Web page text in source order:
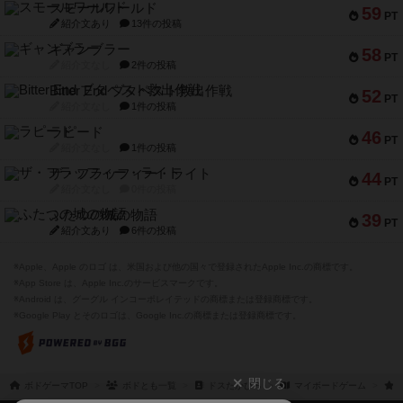
59 PT
スモールワールド
紹介文あり 13件の投稿
58 PT
ギャンブラー
2件の投稿
52 PT
Bitter End ブタペスト救出作戦
1件の投稿
46 PT
ラピード
1件の投稿
44 PT
ザ・フラッフィー・ライト
39 PT
ふたつの城の物語
紹介文あり 6件の投稿
ドスたかひろ閉じる